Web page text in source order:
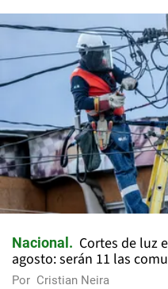
Nacional
Cortes de luz
agosto: serán 11 las
Por Cristian Neira